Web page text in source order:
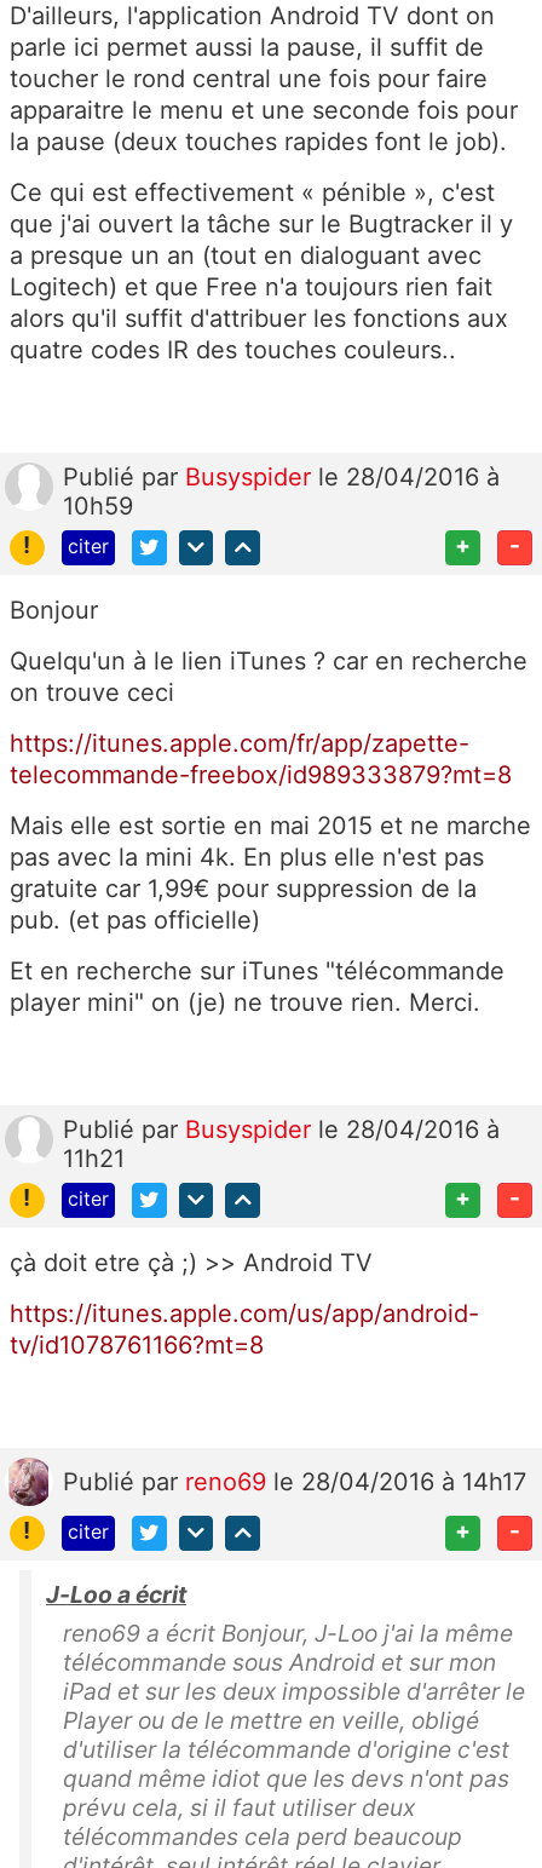
D'ailleurs, l'application Android TV dont on
parle ici permet aussi la pause, il suffit de
toucher le rond central une fois pour faire
apparaitre le menu et une seconde fois pour
la pause (deux touches rapides font le job).
Ce qui est effectivement « pénible », c'est
que j'ai ouvert la tâche sur le Bugtracker il y
a presque un an (tout en dialoguant avec
Logitech) et que Free n'a toujours rien fait
alors qu'il suffit d'attribuer les fonctions aux
quatre codes IR des touches couleurs..
Publié par Busyspider le 28/04/2016 à
10h59
!
citer + -
Bonjour
Quelqu'un à le lien iTunes ? car en recherche
on trouve ceci
https://itunes.apple.com/fr/app/zapette-
telecommande-freebox/id989333879?mt=8
Mais elle est sortie en mai 2015 et ne marche
pas avec la mini 4k. En plus elle n'est pas
gratuite car 1,99€ pour suppression de la
pub. (et pas officielle)
Et en recherche sur iTunes "télécommande
player mini" on (je) ne trouve rien. Merci.
Publié par Busyspider le 28/04/2016 à
11h21
!
citer + -
çà doit etre çà ;) >> Android TV
https://itunes.apple.com/us/app/android-
tv/id1078761166?mt=8
Publié par reno69 le 28/04/2016 à 14h17
!
citer + -
J-Loo a écrit
reno69 a écrit Bonjour, J-Loo j'ai la même
télécommande sous Android et sur mon
iPad et sur les deux impossible d'arrêter le
Player ou de le mettre en veille, obligé
d'utiliser la télécommande d'origine c'est
quand même idiot que les devs n'ont pas
prévu cela, si il faut utiliser deux
télécommandes cela perd beaucoup